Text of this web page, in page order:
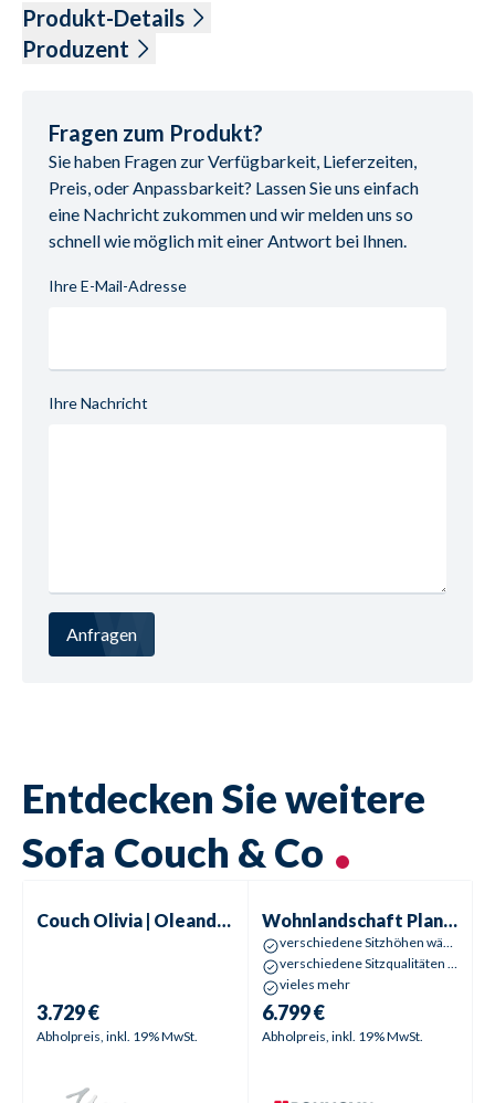
Produkt-Details
pigmentiertes Echt Leder Vicenza, Farbe brown, Sitz
2,5 Sitzer mit Armlehne links, mit Sitzvorzug motorisch
inklusive, inklusive Kopfteilverstellung manuell, BHT ca.
187/82-101/96-133 cm
Ottomane mit Armlehne rechts, inklusive
Kopfteilverstellung, BHT ca. ca. 148/82-101/199-215 cm
Stellmaß 335 x 199-215 cm
Produzent
Deutschland
E-Mail-Adresse: info@candy-polstermoebel.de
UID (Umsatzsteuer-Identifikationsnummer): DE
814847036
Fragen zum Produkt?
Sie haben Fragen zur Verfügbarkeit, Lieferzeiten,
Preis, oder Anpassbarkeit? Lassen Sie uns einfach
eine Nachricht zukommen und wir melden uns so
schnell wie möglich mit einer Antwort bei Ihnen.
Ihre E-Mail-Adresse
Ihre Nachricht
Anfragen
Entdecken Sie weitere
Sofa Couch & Co
Couch Olivia | Oleander
3.729 €
Abholpreis, inkl. 19% MwSt.
Wohnlandschaft Planpolster
verschiedene Sitzhöhen wählbar
verschiedene Sitzqualitäten wählbar
vieles mehr
6.799 €
Abholpreis, inkl. 19% MwSt.